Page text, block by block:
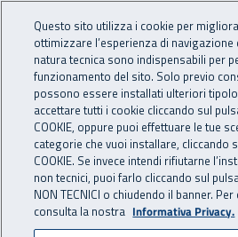
INAIL - Istituto
Navigazione
Navigazione - Ti trovi in:
Home Inail comunica News
11 aprile 2025
Questo sito utilizza i cookie per
ottimizzare l’esperienza di navigazione
natura tecnica sono indispensabili per
funzionamento del sito. Solo previo
possono essere installati ulteriori
accettare tutti i cookie cliccando sul
COOKIE, oppure puoi effettuare le tue
categorie che vuoi installare, cliccando
COOKIE. Se invece intendi rifiutarne
non tecnici, puoi farlo cliccando sul
NON TECNICI o chiudendo il banner.
consulta la nostra Informativa Privacy.